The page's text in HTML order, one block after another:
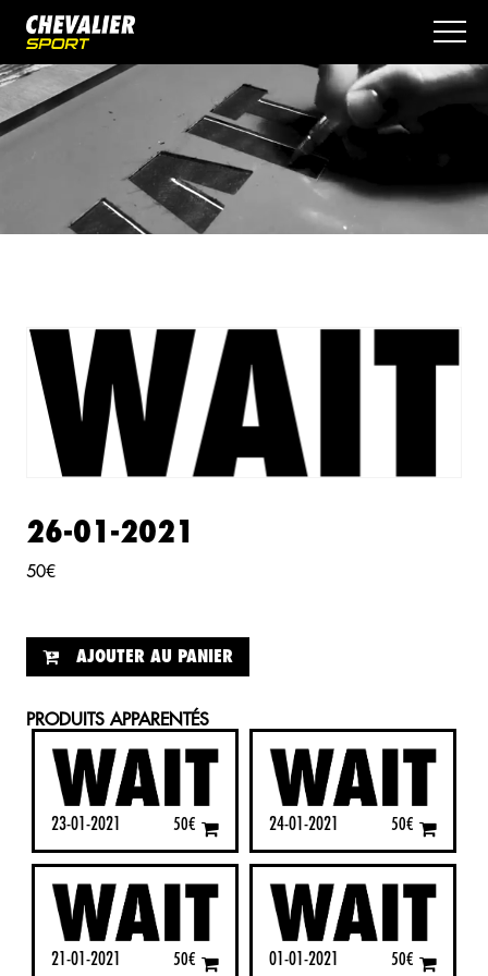
26-01-2021
50€
AJOUTER AU PANIER
PRODUITS APPARENTÉS
23-01-2021 50€ 24-01-2021 50€
21-01-2021 50€ 01-01-2021 50€